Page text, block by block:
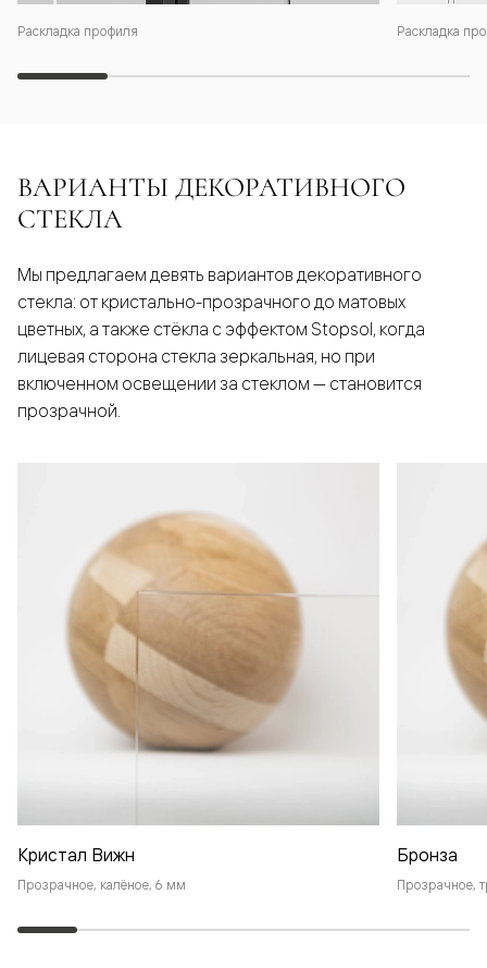
Раскладка профиля Раскладка
ВАРИАНТЫ ДЕКОРАТИВНОГО
СТЕКЛА
Мы предлагаем девять вариантов декоративного
стекла: от кристально-прозрачного до матовых
цветных, а также стёкла с эффектом Stopsol, когда
лицевая сторона стекла зеркальная, но при
включенном освещении за стеклом — становится
прозрачной.
Кристал Вижн
Прозрачное, калёное, 6 мм
Бронза
Прозрачное,